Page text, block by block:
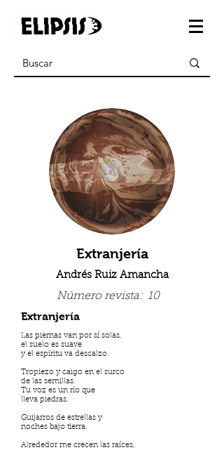
Extranjería
Andrés Ruiz Amancha
Número revista: 10
Extranjería
Las piernas van por sí solas,
el suelo es suave
y el espíritu va descalzo.
Tropiezo y caigo en el surco
de las semillas.
Tu voz es un río que
lleva piedras.
Guijarros de estrellas y
noches bajo tierra.
Alrededor me crecen las raíces,